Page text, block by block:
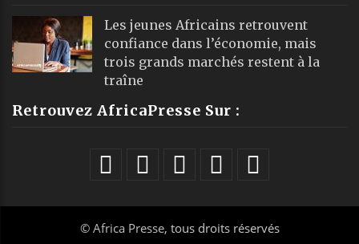
Les jeunes Africains retrouvent
confiance dans l’économie, mais
trois grands marchés restent à la
traîne
Retrouvez AfricaPresse Sur :
© Africa Presse, tous droits réservés